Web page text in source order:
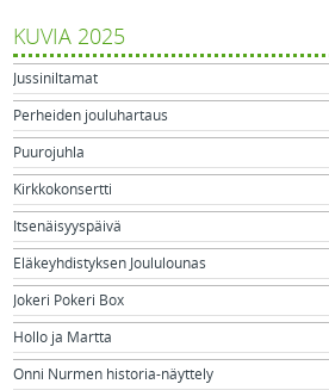
KUVIA 2025
Jussiniltamat
Perheiden jouluhartaus
Puurojuhla
Kirkkokonsertti
Itsenäisyyspäivä
Eläkeyhdistyksen Joululounas
Jokeri Pokeri Box
Hollo ja Martta
Onni Nurmen historia-näyttely